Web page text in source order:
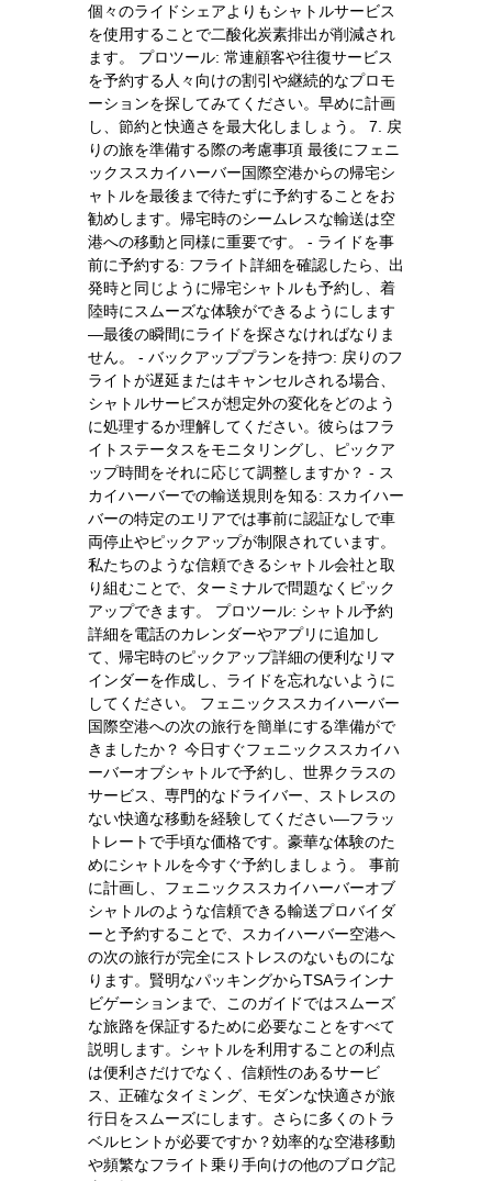
個々のライドシェアよりもシャトルサービス
を使用することで二酸化炭素排出が削減され
ます。 プロツール: 常連顧客や往復サービス
を予約する人々向けの割引や継続的なプロモ
ーションを探してみてください。早めに計画
し、節約と快適さを最大化しましょう。 7. 戻
りの旅を準備する際の考慮事項 最後にフェニ
ックススカイハーバー国際空港からの帰宅シ
ャトルを最後まで待たずに予約することをお
勧めします。帰宅時のシームレスな輸送は空
港への移動と同様に重要です。 - ライドを事
前に予約する: フライト詳細を確認したら、出
発時と同じように帰宅シャトルも予約し、着
陸時にスムーズな体験ができるようにします
—最後の瞬間にライドを探さなければなりま
せん。 - バックアッププランを持つ: 戻りのフ
ライトが遅延またはキャンセルされる場合、
シャトルサービスが想定外の変化をどのよう
に処理するか理解してください。彼らはフラ
イトステータスをモニタリングし、ピックア
ップ時間をそれに応じて調整しますか？ - ス
カイハーバーでの輸送規則を知る: スカイハー
バーの特定のエリアでは事前に認証なしで車
両停止やピックアップが制限されています。
私たちのような信頼できるシャトル会社と取
り組むことで、ターミナルで問題なくピック
アップできます。 プロツール: シャトル予約
詳細を電話のカレンダーやアプリに追加し
て、帰宅時のピックアップ詳細の便利なリマ
インダーを作成し、ライドを忘れないように
してください。 フェニックススカイハーバー
国際空港への次の旅行を簡単にする準備がで
きましたか？ 今日すぐフェニックススカイハ
ーバーオブシャトルで予約し、世界クラスの
サービス、専門的なドライバー、ストレスの
ない快適な移動を経験してください—フラッ
トレートで手頃な価格です。豪華な体験のた
めにシャトルを今すぐ予約しましょう。 事前
に計画し、フェニックススカイハーバーオブ
シャトルのような信頼できる輸送プロバイダ
ーと予約することで、スカイハーバー空港へ
の次の旅行が完全にストレスのないものにな
ります。賢明なパッキングからTSAラインナ
ビゲーションまで、このガイドではスムーズ
な旅路を保証するために必要なことをすべて
説明します。シャトルを利用することの利点
は便利さだけでなく、信頼性のあるサービ
ス、正確なタイミング、モダンな快適さが旅
行日をスムーズにします。さらに多くのトラ
ベルヒントが必要ですか？効率的な空港移動
や頻繁なフライト乗り手向けの他のブログ記